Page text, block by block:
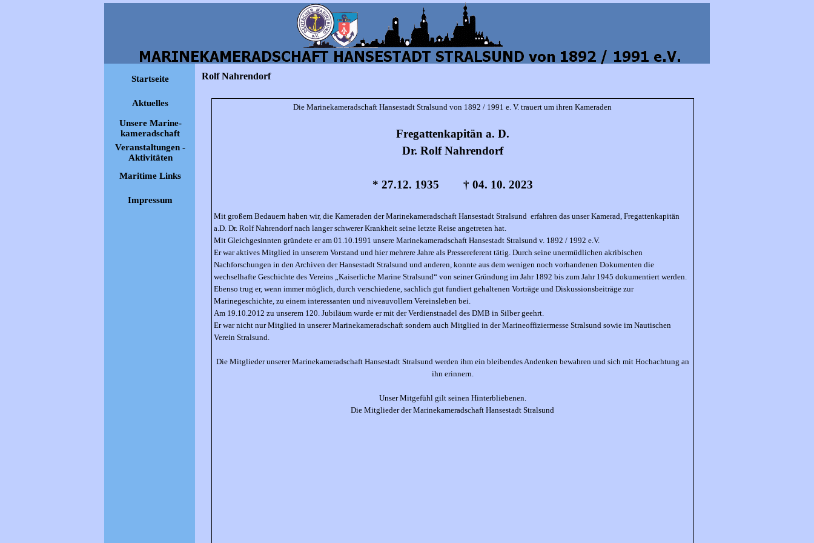
Startseite
Aktuelles
Unsere Marine-
kameradschaft
Veranstaltungen -
Aktivitäten
Maritime Links
Impressum
Rolf Nahrendorf
Die Marinekameradschaft Hansestadt Stralsund von 1892 / 1991 e. V. trauert um ihren Kameraden
Fregattenkapitän a. D.
Dr. Rolf Nahrendorf
* 27.12. 1935 † 04. 10. 2023
Mit großem Bedauern haben wir, die Kameraden der Marinekameradschaft Hansestadt Stralsund erfahren das unser Kamerad, Fregattenkapitän
a.D. Dr. Rolf Nahrendorf nach langer schwerer Krankheit seine letzte Reise angetreten hat.
Mit Gleichgesinnten gründete er am 01.10.1991 unsere Marinekameradschaft Hansestadt Stralsund v. 1892 / 1992 e.V.
Er war aktives Mitglied in unserem Vorstand und hier mehrere Jahre als Pressereferent tätig. Durch seine unermüdlichen akribischen
Nachforschungen in den Archiven der Hansestadt Stralsund und anderen, konnte aus dem wenigen noch vorhandenen Dokumenten die
wechselhafte Geschichte des Vereins „Kaiserliche Marine Stralsund“ von seiner Gründung im Jahr 1892 bis zum Jahr 1945 dokumentiert werden.
Ebenso trug er, wenn immer möglich, durch verschiedene, sachlich gut fundiert gehaltenen Vorträge und Diskussionsbeiträge zur
Marinegeschichte, zu einem interessanten und niveauvollem Vereinsleben bei.
Am 19.10.2012 zu unserem 120. Jubiläum wurde er mit der Verdienstnadel des DMB in Silber geehrt.
Er war nicht nur Mitglied in unserer Marinekameradschaft sondern auch Mitglied in der Marineoffiziermesse Stralsund sowie im Nautischen
Verein Stralsund.
Die Mitglieder unserer Marinekameradschaft Hansestadt Stralsund werden ihm ein bleibendes Andenken bewahren und sich mit Hochachtung an
ihn erinnern.
Unser Mitgefühl gilt seinen Hinterbliebenen.
Die Mitglieder der Marinekameradschaft Hansestadt Stralsund